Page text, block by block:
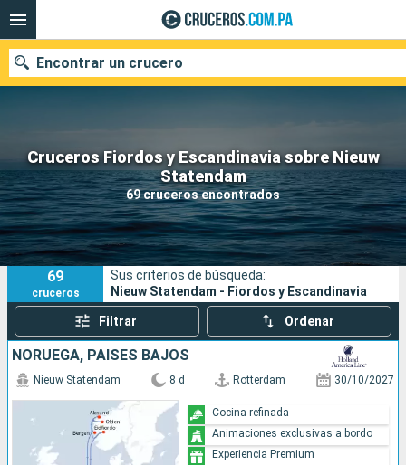
Cruceros Fiordos y Escandinavia sobre Nieuw
Statendam
69 cruceros encontrados
Encontrar un crucero
Nuestros destinos
Fecha de salida
Puertos Compañías
Buscar
69
cruceros
Sus criterios de búsqueda:
Nieuw Statendam - Fiordos y Escandinavia
Filtrar Ordenar
NORUEGA, PAISES BAJOS
Nieuw Statendam 8 d Rotterdam 30/10/2027
Cocina refinada
Animaciones exclusivas a bordo
Experiencia Premium